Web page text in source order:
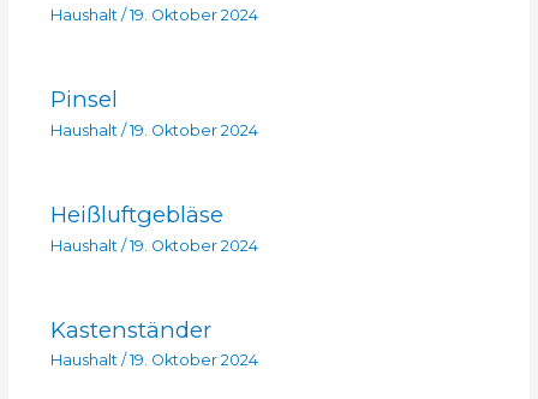
Haushalt / 19. Oktober 2024
Pinsel
Haushalt / 19. Oktober 2024
Heißluftgebläse
Haushalt /19. Oktober 2024
Kastenständer
Haushalt/ 19. Oktober 2024